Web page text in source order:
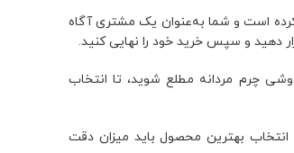
است و شما به‌عنوان یک مشتری آگاه
دهید و سپس خرید خود را نهایی کنید.
چرم مردانه مطلع شوید، تا انتخاب
بهترین محصول باید میزان دقت